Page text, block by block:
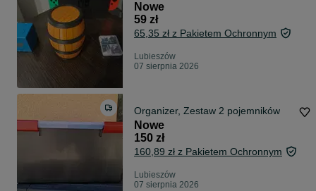
Nowe
59 zł
65,35 zł z Pakietem Ochronnym
Lubieszów
07 sierpnia 2026
Organizer, Zestaw 2 pojemników
Nowe
150 zł
160,89 zł z Pakietem Ochronnym
Lubieszów
07 sierpnia 2026